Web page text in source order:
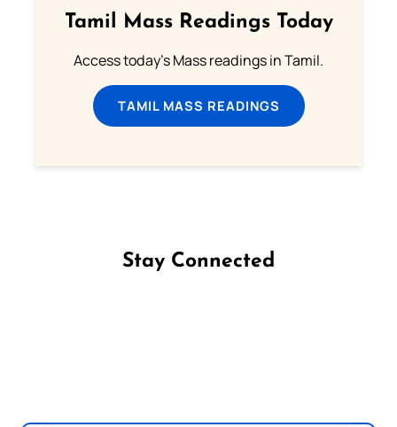
Tamil Mass Readings Today
Access today's Mass readings in Tamil.
TAMIL MASS READINGS
Stay Connected